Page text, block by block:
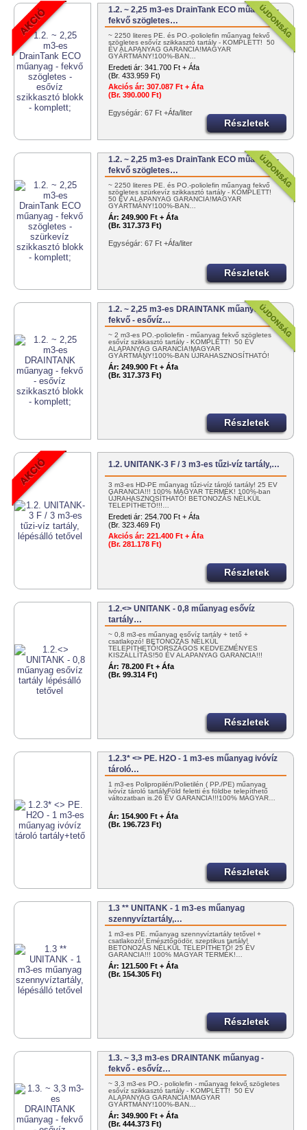
1.2. ~ 2,25 m3-es DrainTank ECO műanyag -
fekvő szögletes…
~ 2250 literes PE. és PO.-poliolefin műanyag fekvő
szögletes esővíz szikkasztó tartály - KOMPLETT! 50
ÉV ALAPANYAG GARANCIA!MAGYAR
GYÁRTMÁNY!100%-BAN…
Eredeti ár: 341.700 Ft + Áfa
(Br. 433.959 Ft)
Akciós ár: 307.087 Ft + Áfa
(Br. 390.000 Ft)
Egységár: 67 Ft +Áfa/liter
Részletek
1.2. ~ 2,25 m3-es DrainTank ECO műanyag -
fekvő szögletes…
~ 2250 literes PE. és PO.-poliolefin műanyag fekvő
szögletes szürkevíz szikkasztó tartály - KOMPLETT!
50 ÉV ALAPANYAG GARANCIA!MAGYAR
GYÁRTMÁNY!100%-BAN…
Ár: 249.900 Ft + Áfa
(Br. 317.373 Ft)
Egységár: 67 Ft +Áfa/liter
Részletek
1.2. ~ 2,25 m3-es DRAINTANK műanyag -
fekvő - esővíz…
~ 2 m3-es PO.-poliolefin - műanyag fekvő szögletes
esővíz szikkasztó tartály - KOMPLETT! 50 ÉV
ALAPANYAG GARANCIA!MAGYAR
GYÁRTMÁNY!100%-BAN ÚJRAHASZNOSÍTHATÓ!
EGYSZERŰEN…
Ár: 249.900 Ft + Áfa
(Br. 317.373 Ft)
Részletek
1.2. UNITANK-3 F / 3 m3-es tűzi-víz tartály,…
3 m3-es HD-PE műanyag tűzi-víz tároló tartály! 25 ÉV
GARANCIA!!! 100% MAGYAR TERMÉK! 100%-ban
ÚJRAHASZNOSÍTHATÓ! BETONOZÁS NÉLKÜL
TELEPÍTHETŐ!!!…
Eredeti ár: 254.700 Ft + Áfa
(Br. 323.469 Ft)
Akciós ár: 221.400 Ft + Áfa
(Br. 281.178 Ft)
Részletek
1.2.<> UNITANK - 0,8 műanyag esővíz
tartály…
~ 0,8 m3-es műanyag esővíz tartály + tető +
csatlakozó! BETONOZÁS NÉLKÜL
TELEPÍTHETŐ!ORSZÁGOS KEDVEZMÉNYES
KISZÁLLÍTÁS!50 ÉV ALAPANYAG GARANCIA!!!
100%…
Ár: 78.200 Ft + Áfa
(Br. 99.314 Ft)
Részletek
1.2.3* <> PE. H2O - 1 m3-es műanyag ivóvíz
tároló…
1 m3-es Polipropilén/Polietilén ( PP./PE) műanyag
ivóvíz tároló tartályFöld feletti és földbe telepíthető
változatban is.26 ÉV GARANCIA!!!100% MAGYAR…
Ár: 154.900 Ft + Áfa
(Br. 196.723 Ft)
Részletek
1.3 ** UNITANK - 1 m3-es műanyag
szennyvíztartály,…
1 m3-es PE. műanyag szennyvíztartály tetővel +
csatlakozó! Emésztőgödör, szeptikus tartály!
BETONOZÁS NÉLKÜL TELEPÍTHETŐ! 25 ÉV
GARANCIA!!! 100% MAGYAR TERMÉK!…
Ár: 121.500 Ft + Áfa
(Br. 154.305 Ft)
Részletek
1.3. ~ 3,3 m3-es DRAINTANK műanyag -
fekvő - esővíz…
~ 3,3 m3-es PO.- poliolefin - műanyag fekvő szögletes
esővíz szikkasztó tartály - KOMPLETT! 50 ÉV
ALAPANYAG GARANCIA!MAGYAR
GYÁRTMÁNY!100%-BAN…
Ár: 349.900 Ft + Áfa
(Br. 444.373 Ft)